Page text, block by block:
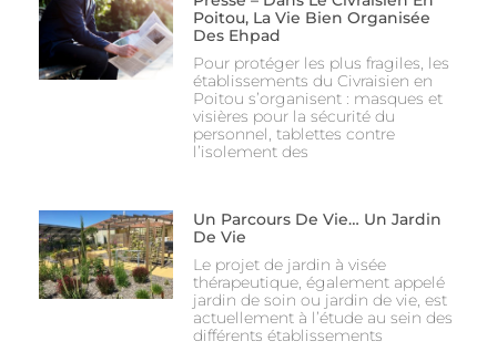
Poitou, La Vie Bien Organisée
Des Ehpad
Pour protéger les plus fragiles, les
établissements du Civraisien en
Poitou s’organisent : masques et
visières pour la sécurité du
personnel, tablettes contre
l’isolement des
Un Parcours De Vie… Un Jardin
De Vie
Le projet de jardin à visée
thérapeutique, également appelé
jardin de soin ou jardin de vie, est
actuellement à l’étude au sein des
différents établissements